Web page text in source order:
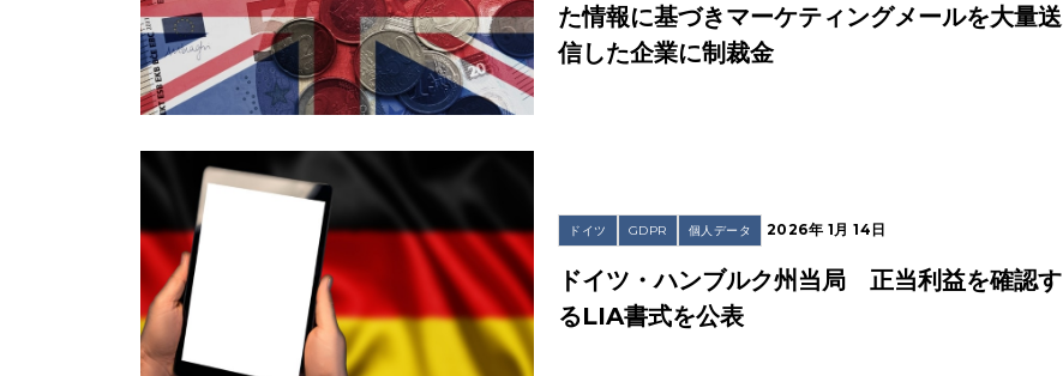
た情報に基づきマーケティングメールを大量送
信した企業に制裁金
ドイツ GDPR 個人データ 2026年 1月 14日
ドイツ・ハンブルク州当局 正当利益を確認す
るLIA書式を公表